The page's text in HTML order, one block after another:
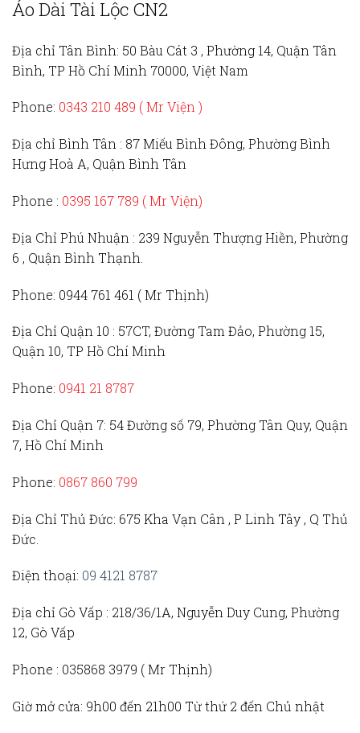
Áo Dài Tài Lộc CN2
Địa chỉ Tân Bình: 50 Bàu Cát 3 , Phường 14, Quận Tân
Bình, TP Hồ Chí Minh 70000, Việt Nam
Phone: 0343 210 489 ( Mr Viện )
Địa chỉ Bình Tân : 87 Miếu Bình Đông, Phường Bình
Hưng Hoà A, Quận Bình Tân
Phone : 0395 167 789 ( Mr Viện)
Địa Chỉ Phú Nhuận : 239 Nguyễn Thượng Hiền, Phường
6 , Quận Bình Thạnh.
Phone: 0944 761 461 ( Mr Thịnh)
Địa Chỉ Quận 10 : 57CT, Đường Tam Đảo, Phường 15,
Quận 10, TP Hồ Chí Minh
Phone: 0941 21 8787
Địa Chỉ Quận 7: 54 Đường số 79, Phường Tân Quy, Quận
7, Hồ Chí Minh
Phone: 0867 860 799
Địa Chỉ Thủ Đức: 675 Kha Vạn Cân , P Linh Tây , Q Thủ
Đức.
Điện thoại: 09 4121 8787
Địa chỉ Gò Vấp : 218/36/1A, Nguyễn Duy Cung, Phường
12, Gò Vấp
Phone : 035868 3979 (Mr Thịnh)
Giờ mở cửa: 9h00 đến 21h00 Từ thứ 2 đến Chủ nhật